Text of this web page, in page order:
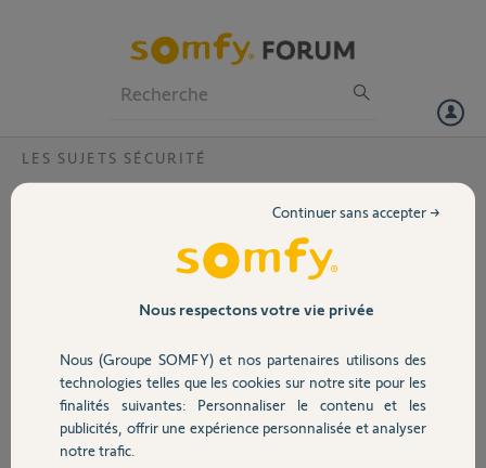
Volet
Sécurité
Domotique
LES SUJETS SÉCURITÉ
Impossible de faire reconnaitre le clavier a
code de l alarme somfy advance , comment
suite a l'installation d'une alarme, impossible de faire reconnaitre le
et reste fixe, comment faire ?
Merci, d'avance pour votre aide.
Alex M.
Nous respectons votre vie privée
Nous (Groupe SOMFY) et nos partenaires utilisons des
technologies telles que les cookies sur notre site pour les
finalités suivantes: Personnaliser le contenu et les
publicités, offrir une expérience personnalisée et analyser
notre trafic.
Continuer sans accepter →